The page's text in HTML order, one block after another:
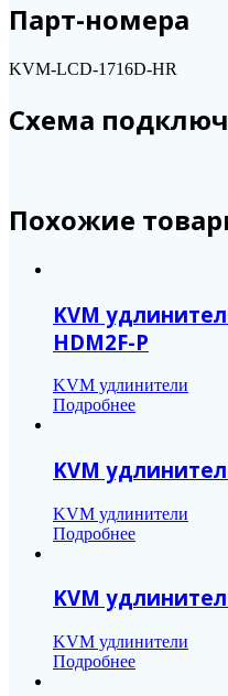
Парт-номера
KVM-LCD-1716D-HR
Схема
Похожие
KVM
HDM2F-P
KVM удлинители
Подробнее
KVM
KVM удлинители
Подробнее
KVM
KVM удлинители
Подробнее